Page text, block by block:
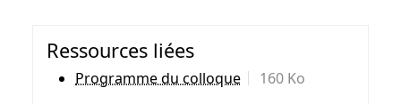
Ressources liées
Programme du colloque 160 Ko